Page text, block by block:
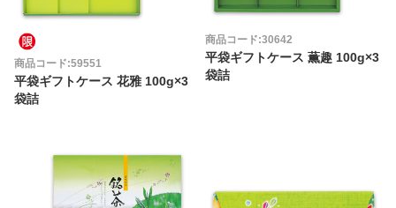
商品コード:59551
平袋ギフトケース 花雅 100g×3
袋詰
商品コード:30642
平袋ギフトケース 薫趣 100g×3
袋詰